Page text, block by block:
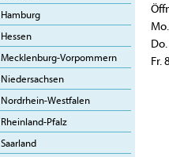
Hamburg
Hessen
Mecklenburg-Vorpommern
Niedersachsen
Nordrhein-Westfalen
Rheinland-Pfalz
Saarland
Fr.